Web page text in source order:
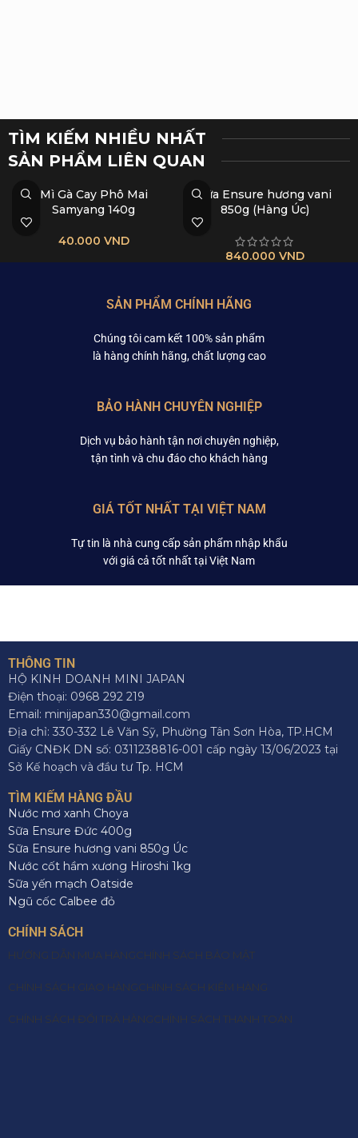
TÌM KIẾM NHIỀU NHẤT
SẢN PHẨM LIÊN QUAN​
Mì Gà Cay Phô Mai
Samyang 140g
40.000 VND
Sữa Ensure hương vani
850g (Hàng Úc)
840.000 VND
SẢN PHẨM CHÍNH HÃNG
Chúng tôi cam kết 100% sản phẩm
là hàng chính hãng, chất lượng cao
BẢO HÀNH CHUYÊN NGHIỆP
Dịch vụ bảo hành tận nơi chuyên nghiệp,
tận tình và chu đáo cho khách hàng
GIÁ TỐT NHẤT TẠI VIỆT NAM
Tự tin là nhà cung cấp sản phẩm nhập khẩu
với giá cả tốt nhất tại Việt Nam
THÔNG TIN
HỘ KINH DOANH MINI JAPAN
Điện thoại: 0968 292 219
Email: minijapan330@gmail.com
Địa chỉ: 330-332 Lê Văn Sỹ, Phường Tân Sơn Hòa, TP.HCM
Giấy CNĐK DN số: 0311238816-001 cấp ngày 13/06/2023 tại
Sở Kế hoạch và đầu tư Tp. HCM
TÌM KIẾM HÀNG ĐẦU
Nước mơ xanh Choya
Sữa Ensure Đức 400g
Sữa Ensure hương vani 850g Úc
Nước cốt hầm xương Hiroshi 1kg
Sữa yến mạch Oatside
Ngũ cốc Calbee đỏ
CHÍNH SÁCH
HƯỚNG DẪN MUA HÀNGCHÍNH SÁCH BẢO MẬT
CHÍNH SÁCH GIAO HÀNGCHÍNH SÁCH KIỂM HÀNG
CHÍNH SÁCH ĐỔI TRẢ HÀNGCHÍNH SÁCH THANH TOÁN